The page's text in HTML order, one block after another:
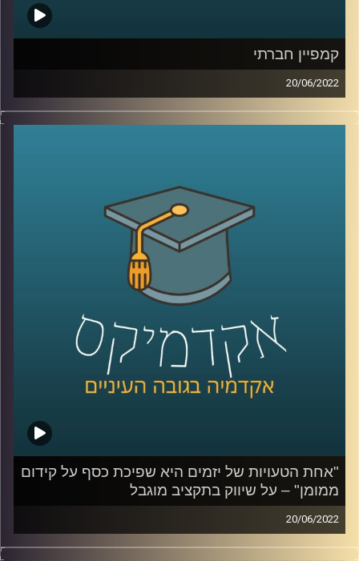
קמפיין חברתי
20/06/2022
אנחנו כנראה נחשוב שמדברים על גופי ענק שרוצים לגרום לנו
להוציא כסף על המוצר שלהם, אבל האמת שיש עוד כמה סוגי
האזינו לחלק השלישי והאחרון בשיחה עם אופיר רייכמן, מרצה
בבית הספר ליזמות ומומחה לאסטרטגיה, תוכן, ושיווק חברתי.
לשיחה עם אופיר רייכמן על שיווק במציאות משתנה –
קרדיט תמונות:AudioVersity
"אחת הטעויות של יזמים היא שפיכת כסף על קידום
ממומן" – על שיווק בתקציב מוגבל
20/06/2022
זה לא סוד שהתקציב של מייזמים בתחילת דרכם הוא לרוב